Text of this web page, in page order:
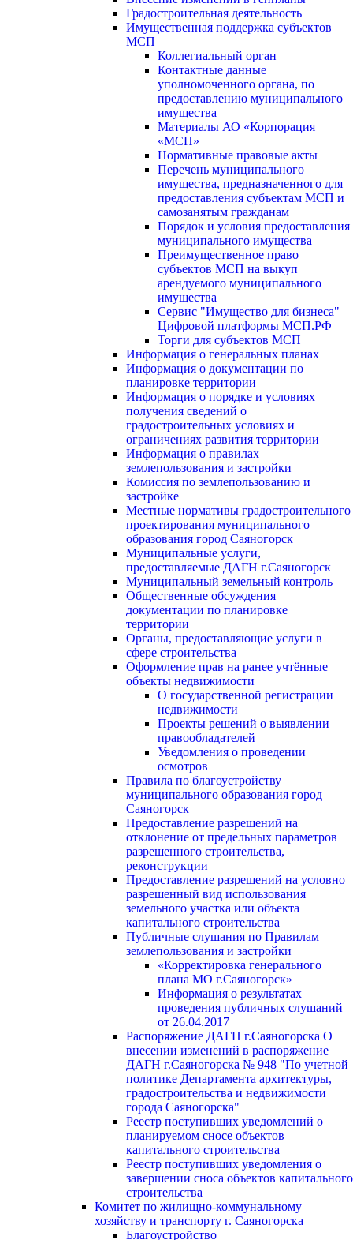
Градостроительная деятельность
Имущественная поддержка субъектов
МСП
Коллегиальный орган
Контактные данные
уполномоченного органа, по
предоставлению муниципального
имущества
Материалы АО «Корпорация
«МСП»
Нормативные правовые акты
Перечень муниципального
имущества, предназначенного для
предоставления субъектам МСП и
самозанятым гражданам
Порядок и условия предоставления
муниципального имущества
Преимущественное право
субъектов МСП на выкуп
арендуемого муниципального
имущества
Сервис "Имущество для бизнеса"
Цифровой платформы МСП.РФ
Торги для субъектов МСП
Информация о генеральных планах
Информация о документации по
планировке территории
Информация о порядке и условиях
получения сведений о
градостроительных условиях и
ограничениях развития территории
Информация о правилах
землепользования и застройки
Комиссия по землепользованию и
застройке
Местные нормативы градостроительного
проектирования муниципального
образования город Саяногорск
Муниципальные услуги,
предоставляемые ДАГН г.Саяногорск
Муниципальный земельный контроль
Общественные обсуждения
документации по планировке
территории
Органы, предоставляющие услуги в
сфере строительства
Оформление прав на ранее учтённые
объекты недвижимости
О государственной регистрации
недвижимости
Проекты решений о выявлении
правообладателей
Уведомления о проведении
осмотров
Правила по благоустройству
муниципального образования город
Саяногорск
Предоставление разрешений на
отклонение от предельных параметров
разрешенного строительства,
реконструкции
Предоставление разрешений на условно
разрешенный вид использования
земельного участка или объекта
капитального строительства
Публичные слушания по Правилам
землепользования и застройки
«Корректировка генерального
плана МО г.Саяногорск»
Информация о результатах
проведения публичных слушаний
от 26.04.2017
Распоряжение ДАГН г.Саяногорска О
внесении изменений в распоряжение
ДАГН г.Саяногорска № 948 "По учетной
политике Департамента архитектуры,
градостроительства и недвижимости
города Саяногорска"
Реестр поступивших уведомлений о
планируемом сносе объектов
капитального строительства
Реестр поступивших уведомления о
завершении сноса объектов капитального
строительства
Комитет по жилищно-коммунальному
хозяйству и транспорту г. Саяногорска
Благоустройство